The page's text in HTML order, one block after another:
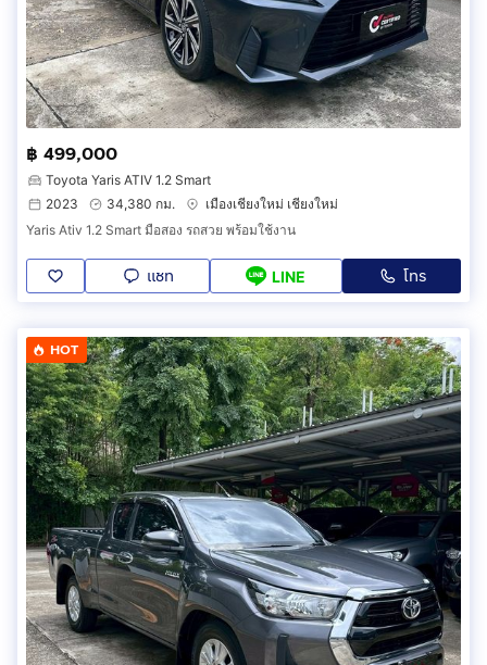
฿ 499,000
Toyota Yaris ATIV 1.2 Smart
2023
34,380 กม.
เมืองเชียงใหม่ เชียงใหม่
Yaris Ativ 1.2 Smart มือสอง รถสวย พร้อมใช้งาน
แชท LINE โทร
HOT